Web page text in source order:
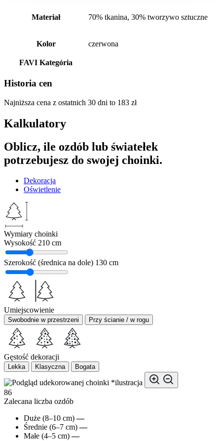
Materiał 70% tkanina, 30% tworzywo sztuczne
Kolor czerwona
FAVI Kategória
Historia cen
Najniższa cena z ostatnich 30 dni to 183 zł
Kalkulatory
Oblicz, ile ozdób lub światełek
potrzebujesz do swojej choinki.
Dekoracja
Oświetlenie
Wymiary choinki
Wysokość 210 cm
Szerokość (średnica na dole) 130 cm
Umiejscowienie
Swobodnie w przestrzeni Przy ścianie / w rogu
Gęstość dekoracji
Lekka Klasyczna Bogata
*ilustracja
86
Zalecana liczba ozdób
Duże (8–10 cm) —
Średnie (6–7 cm) —
Małe (4–5 cm) —